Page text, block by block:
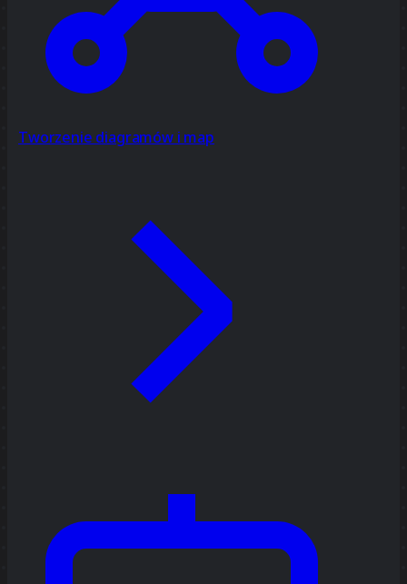
Tworzenie diagramów i map